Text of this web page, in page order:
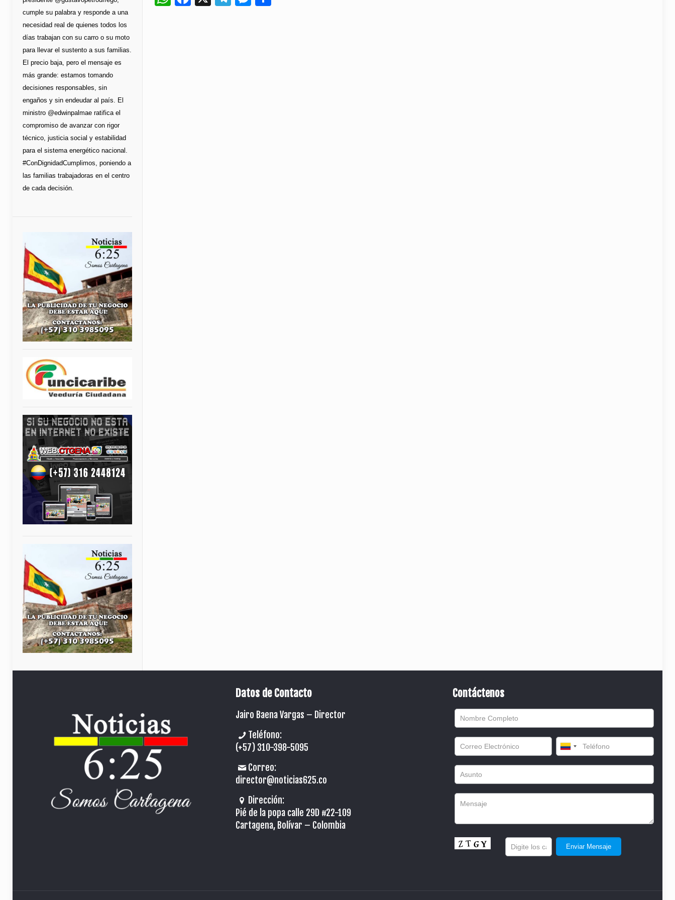
cumple su palabra y responde a una
necesidad real de quienes todos los
días trabajan con su carro o su moto
para llevar el sustento a sus familias.
El precio baja, pero el mensaje es
más grande: estamos tomando
decisiones responsables, sin
engaños y sin endeudar al país. El
ministro @edwinpalmae ratifica el
compromiso de avanzar con rigor
técnico, justicia social y estabilidad
para el sistema energético nacional.
#ConDignidadCumplimos, poniendo a
las familias trabajadoras en el centro
de cada decisión.
Datos de Contacto
Jairo Baena Vargas – Director
Teléfono:
(+57) 310-398-5095
Correo:
director@noticias625.co
Dirección:
Pié de la popa calle 29D #22-109
Cartagena, Bolívar – Colombia
Contáctenos